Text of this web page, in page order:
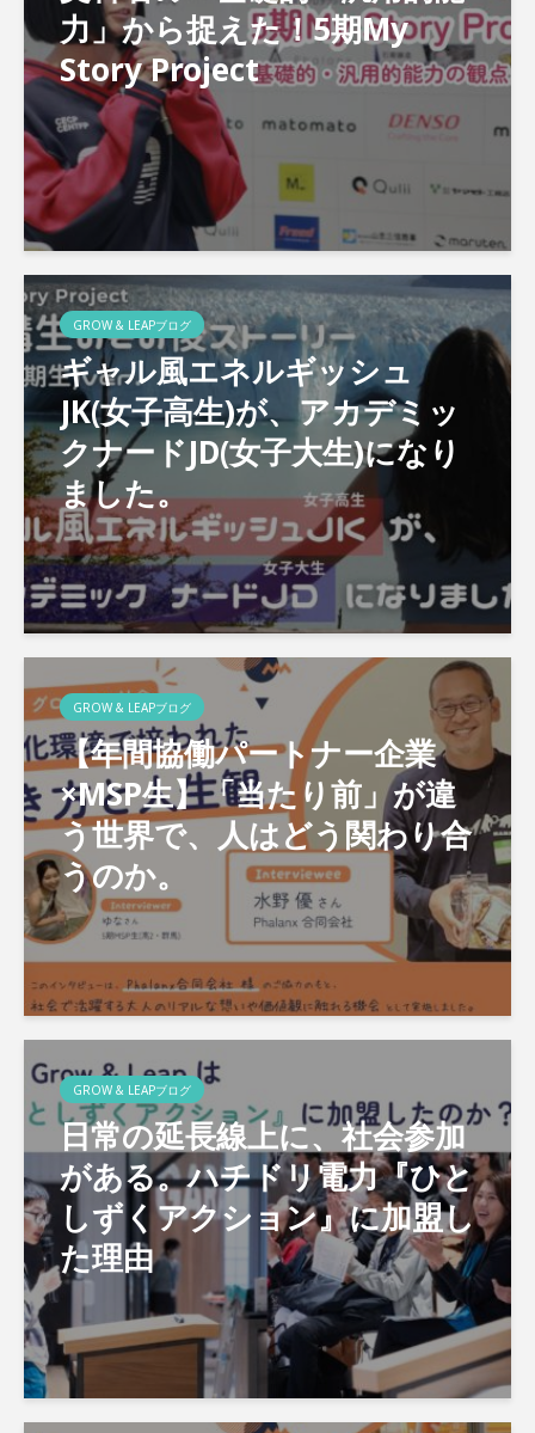
力」から捉えた！5期My
Story Project
GROW & LEAPブログ
ギャル風エネルギッシュ
JK(女子高生)が、アカデミッ
クナードJD(女子大生)になり
ました。
GROW & LEAPブログ
【年間協働パートナー企業
×MSP生】「当たり前」が違
う世界で、人はどう関わり合
うのか。
GROW & LEAPブログ
日常の延長線上に、社会参加
がある。ハチドリ電力『ひと
しずくアクション』に加盟し
た理由